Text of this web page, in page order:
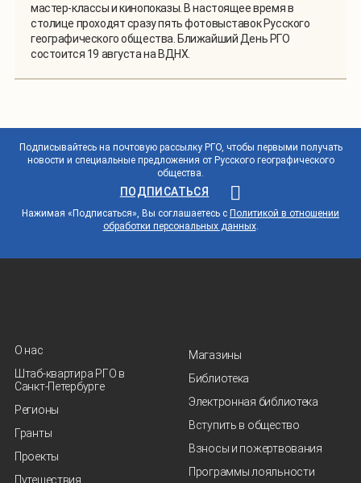
мастер-классы и кинопоказы. В настоящее время в
столице проходят сразу пять фотовыставок Русского
географического общества. Ближайший День РГО
состоится 19 августа на ВДНХ.
Подписывайтесь на почтовую рассылку РГО, чтобы первыми получать
новости и специальные предложения от Русского географического
общества.
ПОДПИСАТЬСЯ
Нажимая «Подписаться», Вы соглашаетесь с Политикой в отношении
обработки персональных данных.
О нас
Штаб-квартира РГО в
Санкт‑Петербурге
Регионы
Гранты
Проекты
Путешествия
Магазины
Библиотека
Электронная библиотека
Вступить в общество
Взносы и пожертвования
Программы лояльности